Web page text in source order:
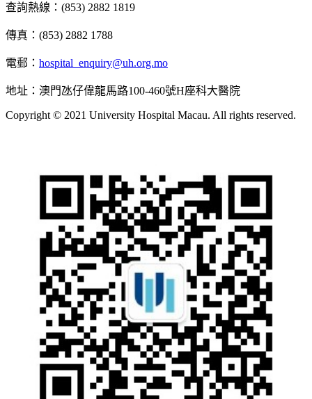
查詢熱線：(853) 2882 1819
傳真：(853) 2882 1788
電郵： hospital_enquiry@uh.org.mo
地址：澳門氹仔偉龍馬路100-460號H座科大醫院
Copyright © 2021 University Hospital Macau. All rights reserved.